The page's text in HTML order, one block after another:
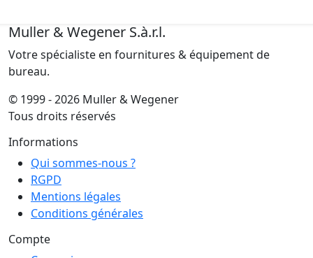
Muller & Wegener S.à.r.l.
Votre spécialiste en fournitures & équipement de
bureau.
© 1999 - 2026 Muller & Wegener
Tous droits réservés
Informations
Qui sommes-nous ?
RGPD
Mentions légales
Conditions générales
Compte